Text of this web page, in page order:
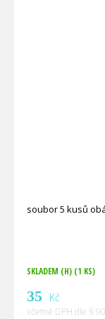
soubor 5 kusů
SKLADEM (H) (1 KS)
35 Kč
včetně DPH dle § 90